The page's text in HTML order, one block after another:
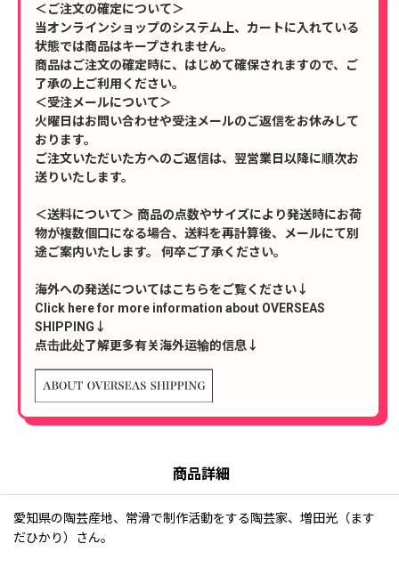
＜ご注文の確定について＞
当オンラインショップのシステム上、カートに入れている
状態では商品はキープされません。
商品はご注文の確定時に、はじめて確保されますので、ご
了承の上ご利用ください。
＜受注メールについて＞
火曜日はお問い合わせや受注メールのご返信をお休みして
おります。
ご注文いただいた方へのご返信は、翌営業日以降に順次お
送りいたします。
＜送料について＞ 商品の点数やサイズにより発送時にお荷
物が複数個口になる場合、送料を再計算後、メールにて別
途ご案内いたします。 何卒ご了承ください。
海外への発送についてはこちらをご覧ください↓
Click here for more information about OVERSEAS
SHIPPING↓
点击此处了解更多有关海外运输的信息↓
商品詳細
愛知県の陶芸産地、常滑で制作活動をする陶芸家、増田光（ます
だひかり）さん。